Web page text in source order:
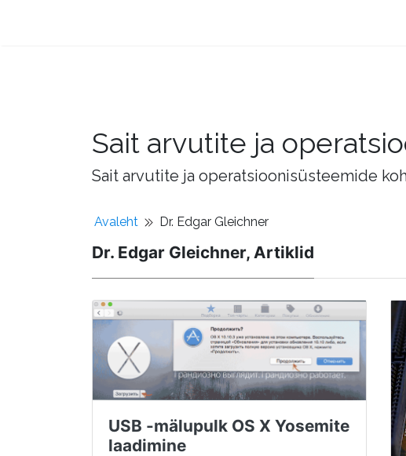
Sait arvutite ja
Sait arvutite ja operatsioonisüsteemide
Avaleht Dr. Edgar Gleichner
Dr. Edgar Gleichner, Artiklid
USB -mälupulk OS X Yosemite
laadimine